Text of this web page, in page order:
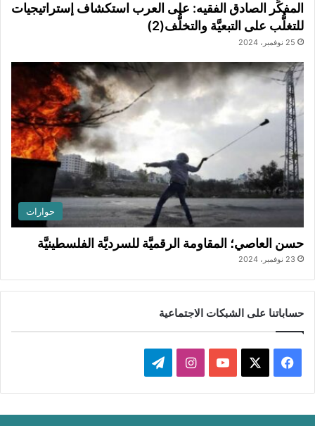
المفكِّر الصادق الفقيه: على العرب استكشاف إستراتيجيات
للتغلُّب على التبعيَّة والتخلُّف(2)
25 نوفمبر، 2024
حوارات
حسن العاصي؛ المقاومة الرقميَّة للسرديَّة الفلسطينيَّة
23 نوفمبر، 2024
حساباتنا على الشبكات الاجتماعية
ي
س
X
Y
o
ن
س
ي
ل